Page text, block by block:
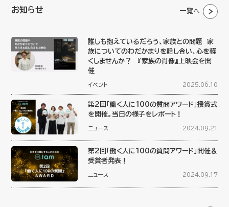
お知らせ 一覧へ
誰しも抱えているだろう、家族との問題 家
族についてのわだかまりを話し合い、心を軽
くしませんか？ 『家族の肖像』上映会を開
催
イベント 2025.06.10
第2回「働く人に100の質問アワード」授賞式
を開催。当日の様子をレポート！
ニュース 2024.09.21
第2回「働く人に100の質問アワード」開催＆
受賞者発表！
ニュース 2024.09.17